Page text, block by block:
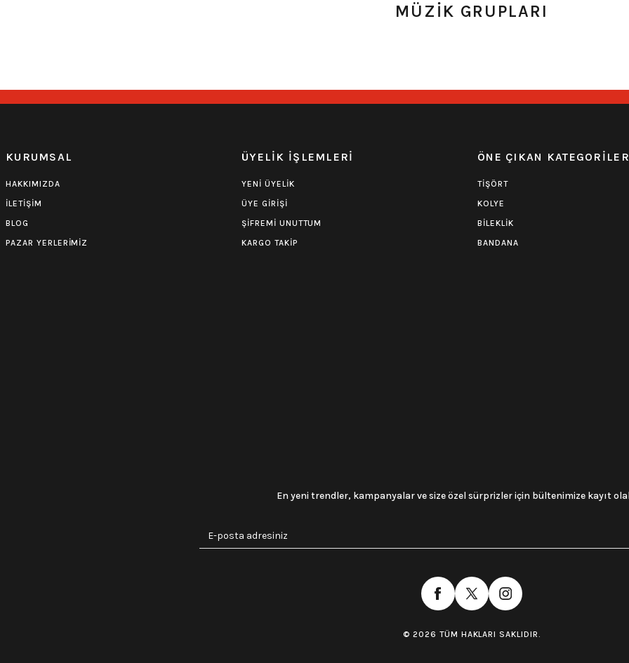
0.0 Puan - Yorum
549,00
MÜZİK GRUPLARI
KURUMSAL
HAKKIMIZDA
İLETİŞİM
BLOG
PAZAR YERLERİMİZ
ÜYELİK İŞLEMLERİ
YENİ ÜYELİK
ÜYE GİRİŞİ
ŞİFREMİ UNUTTUM
KARGO TAKİP
ÖNE ÇIKAN KATEGORİLER
TİŞÖRT
KOLYE
BİLEKLİK
BANDANA
En yeni trendler, kampanyalar ve size özel sürprizler için bültenimize kayıt
© 2026 TÜM HAKLARI SAKLIDIR.